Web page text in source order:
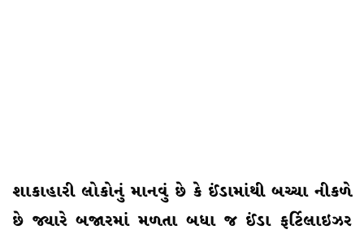
શાકાહારી લોકોનું માનવું છે કે ઈંડામાંથી બચ્ચા નીકળે
છે જ્યારે બજારમાં મળતા બધા જ ઈંડા ફર્ટિલાઇઝર